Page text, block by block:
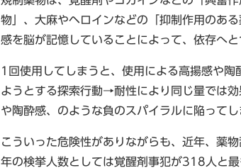
物」、大麻やヘロインなどの「抑制作用のあ
感を脳が記憶していることによって、依存へと
1回使用してしまうと、使用による高揚感や
ようとする探索行動→耐性により同じ量では
や陶酔感、のような負のスパイラルに陥ってし
こういった危険性がありながらも、近年、薬
年の検挙人数としては覚醒剤事犯が318人と